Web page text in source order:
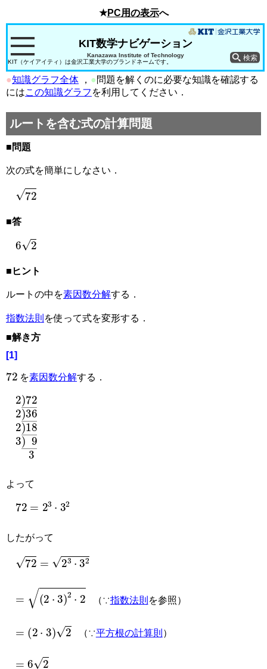
★PC用の表示へ
Kanazawa Institute of Technology
KIT数学ナビゲーション
KIT（ケイアイティ）は金沢工業大学のブランドネームです。
●知識グラフ全体 ， ● 問題を解くのに必要な知識を確認する
にはこの知識グラフ を利用してください．
ルートを含む式の計算問題
■問題
次の式を簡単にしなさい．
72
■答
62
■ヒント
ルートの中を素因数分解する．
指数法則 を使って式を変形する．
■解き方
[1]
72
を素因数分解する．
2)72
9¯
よって
72 23 32
したがって
72= 23⋅32
=2⋅32 ⋅2 （∵指数法則を参照）
=2⋅3 2 （∵平方根の計算則 ）
=62